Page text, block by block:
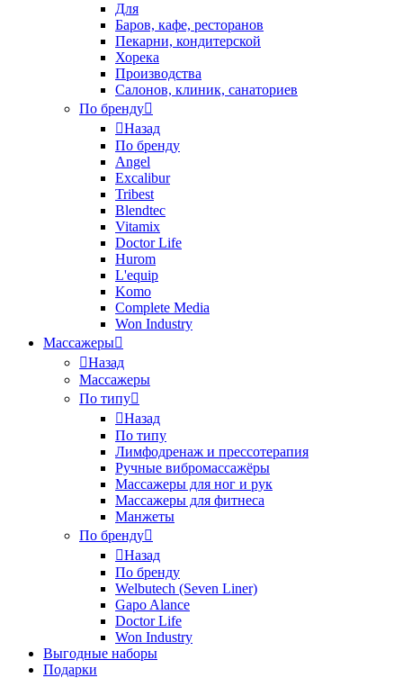
Для
Баров, кафе, ресторанов
Пекарни, кондитерской
Хорека
Производства
Салонов, клиник, санаториев
По бренду
Назад
По бренду
Angel
Excalibur
Tribest
Blendtec
Vitamix
Doctor Life
Hurom
L'equip
Komo
Complete Media
Won Industry
Массажеры
Назад
Массажеры
По типу
Назад
По типу
Лимфодренаж и прессотерапия
Ручные вибромассажёры
Массажеры для ног и рук
Массажеры для фитнеса
Манжеты
По бренду
Назад
По бренду
Welbutech (Seven Liner)
Gapo Alance
Doctor Life
Won Industry
Выгодные наборы
Подарки